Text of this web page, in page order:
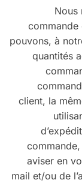
Nous
commande
pouvons, à
quantités
client, la
aviser en
mail et/ou de